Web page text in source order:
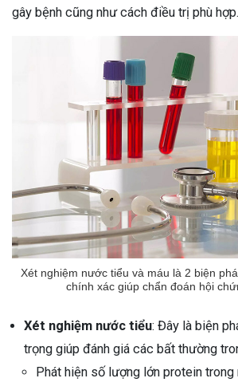
gây bệnh cũng như cách điều trị phù hợp.
Xét nghiệm nước tiểu và máu là 2 biện
chính xác giúp chẩn đoán hội
Xét nghiệm nước tiểu: Đây là biện
trọng giúp đánh giá các bất thường
Phát hiện số lượng lớn protein